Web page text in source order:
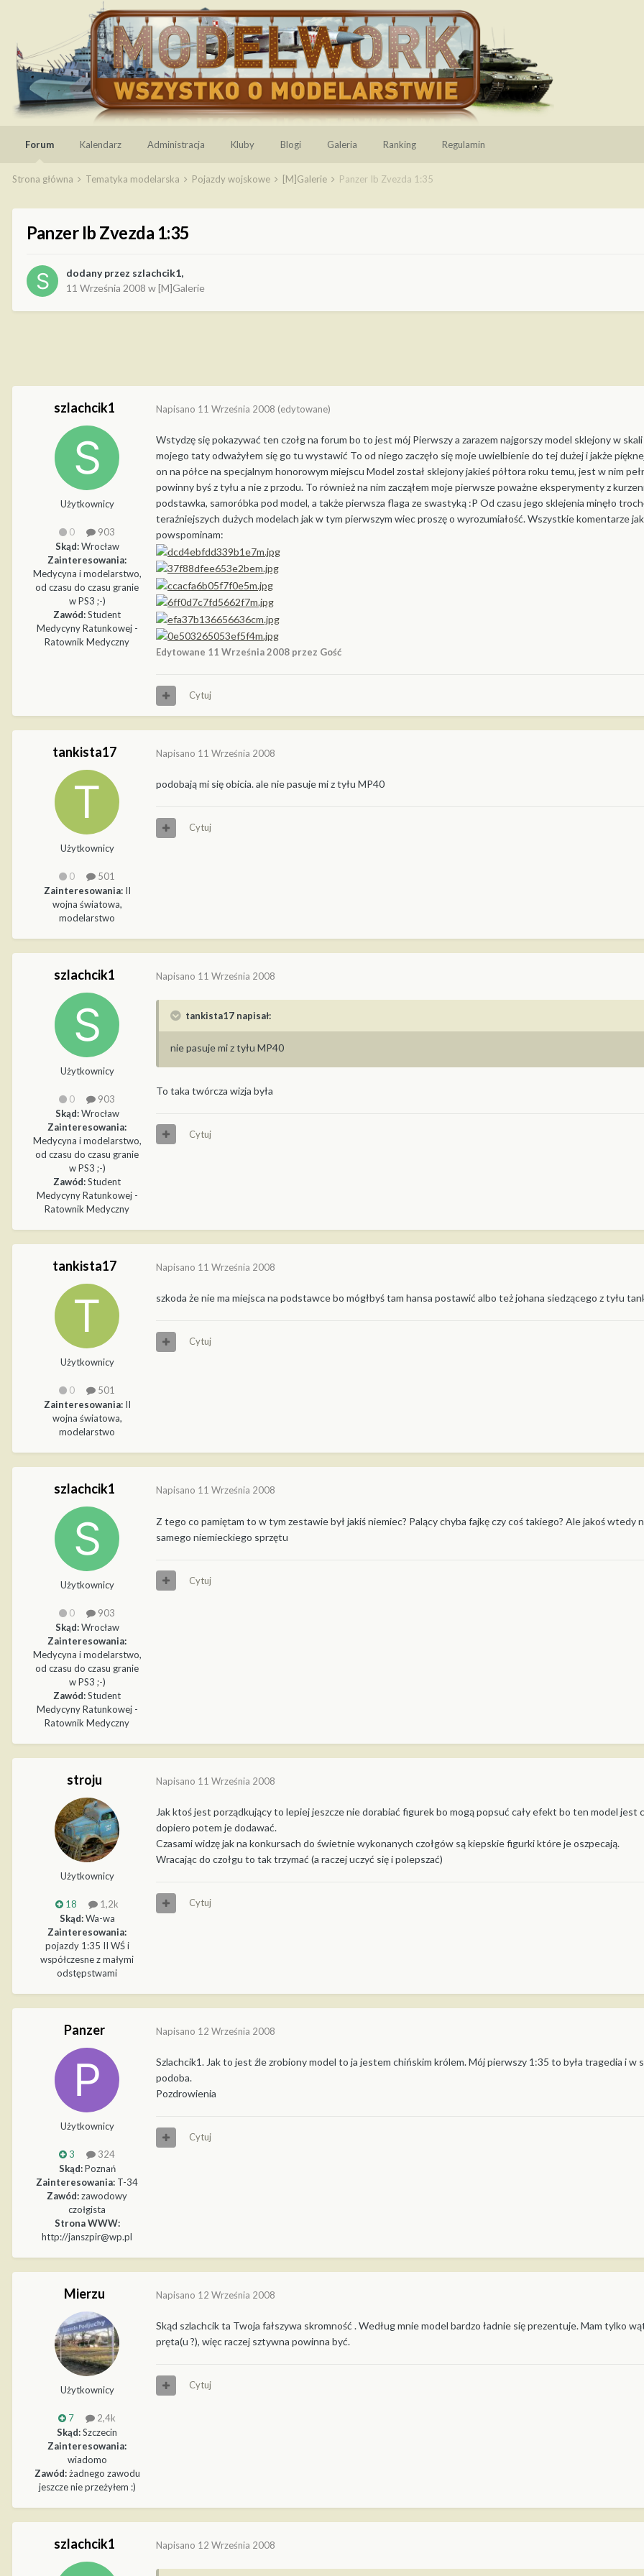
Forum Kalendarz Administracja Kluby Blogi Galeria Ranking Regulamin
Strona główna Tematyka modelarska Pojazdy wojskowe [M]Galerie Panzer Ib Zvezda 1:35
Panzer Ib Zvezda 1:35
dodany przez szlachcik1,
11 Września 2008 w[M]Galerie
szlachcik1
Użytkownicy
0
903
Skąd:Wrocław
Zainteresowania:
Medycyna i modelarstwo,
od czasu do czasu granie
w PS3 ;-)
Zawód:Student
Medycyny Ratunkowej -
Ratownik Medyczny
Napisano 11 Września 2008 (edytowane)
Wstydzę się pokazywać ten czołg na forum bo to jest mój Pierwszy a zarazem najgorszy model sklejony w
mojego taty odważyłem się go tu wystawić To od niego zaczęło się moje uwielbienie do tej dużej i jakże
on na półce na specjalnym honorowym miejscu Model został sklejony jakieś półtora roku temu, jest w nim
powinny byś z tyłu a nie z przodu. To również na nim zacząłem moje pierwsze poważne eksperymenty z
podstawka, samoróbka pod model, a także pierwsza flaga ze swastyką :P Od czasu jego sklejenia minęło
teraźniejszych dużych modelach jak w tym pierwszym wiec proszę o wyrozumiałość. Wszystkie komentarze
powspominam:
Edytowane 11 Września 2008 przez Gość
Cytuj
tankista17
Użytkownicy
0
501
Zainteresowania:II
wojna światowa,
modelarstwo
Napisano 11 Września 2008
podobają mi się obicia. ale nie pasuje mi z tyłu MP40
Cytuj
szlachcik1
Użytkownicy
0
903
Skąd:Wrocław
Zainteresowania:
Medycyna i modelarstwo,
od czasu do czasu granie
w PS3 ;-)
Zawód:Student
Medycyny Ratunkowej -
Ratownik Medyczny
Napisano 11 Września 2008
tankista17 napisał:
nie pasuje mi z tyłu MP40
To taka twórcza wizja była
Cytuj
tankista17
Użytkownicy
0
501
Zainteresowania:II
wojna światowa,
modelarstwo
Napisano 11 Września 2008
szkoda że nie ma miejsca na podstawce bo mógłbyś tam hansa postawić albo też johana siedzącego z tyłu
Cytuj
szlachcik1
Użytkownicy
0
903
Skąd:Wrocław
Zainteresowania:
Medycyna i modelarstwo,
od czasu do czasu granie
w PS3 ;-)
Zawód:Student
Medycyny Ratunkowej -
Ratownik Medyczny
Napisano 11 Września 2008
Z tego co pamiętam to w tym zestawie był jakiś niemiec? Palący chyba fajkę czy coś takiego? Ale jakoś wtedy
samego niemieckiego sprzętu
Cytuj
stroju
Użytkownicy
18
1,2k
Skąd:Wa-wa
Zainteresowania:
pojazdy 1:35 II WŚ i
współczesne z małymi
odstępstwami
Napisano 11 Września 2008
Jak ktoś jest porządkujący to lepiej jeszcze nie dorabiać figurek bo mogą popsuć cały efekt bo ten model jest
dopiero potem je dodawać.
Czasami widzę jak na konkursach do świetnie wykonanych czołgów są kiepskie figurki które je oszpecają.
Wracając do czołgu to tak trzymać (a raczej uczyć się i polepszać)
Cytuj
Panzer
Użytkownicy
3
324
Skąd:Poznań
Zainteresowania: T-34
Zawód:zawodowy
czołgista
Strona WWW:
http://janszpir@wp.pl
Napisano 12 Września 2008
Szlachcik1. Jak to jest źle zrobiony model to ja jestem chińskim królem. Mój pierwszy 1:35 to była tragedia i
podoba.
Pozdrowienia
Cytuj
Mierzu
Użytkownicy
7
2,4k
Skąd:Szczecin
Zainteresowania:
wiadomo
Zawód:żadnego zawodu
jeszcze nie przeżyłem :)
Napisano 12 Września 2008
Skąd szlachcik ta Twoja fałszywa skromność . Według mnie model bardzo ładnie się prezentuje. Mam tylko
pręta(u ?), więc raczej sztywna powinna być.
Cytuj
szlachcik1 Napisano 12 Września 2008